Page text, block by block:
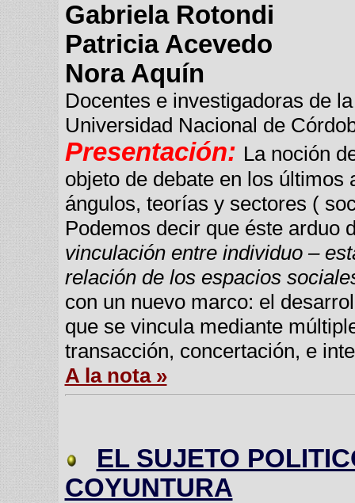
Gabriela Rotondi
Patricia Acevedo
Nora Aquín
Docentes e investigadoras de
Universidad Nacional de
Presentación: La noción
objeto de debate en los
ángulos, teorías y sectores (
Podemos decir que éste arduo
vinculación entre individuo –
relación de los espacios
con un nuevo marco: el
que se vincula mediante
transacción, concertación, e
A la nota »
EL SUJETO
COYUNTURA